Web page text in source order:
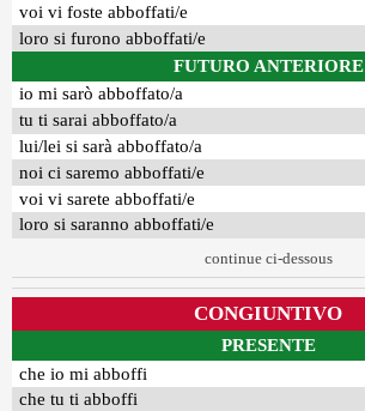
voi vi foste abboffati/e
loro si furono abboffati/e
FUTURO ANTERIORE
io mi sarò abboffato/a
tu ti sarai abboffato/a
lui/lei si sarà abboffato/a
noi ci saremo abboffati/e
voi vi sarete abboffati/e
loro si saranno abboffati/e
continue ci-dessous
CONGIUNTIVO
PRESENTE
che io mi abboffi
che tu ti abboffi